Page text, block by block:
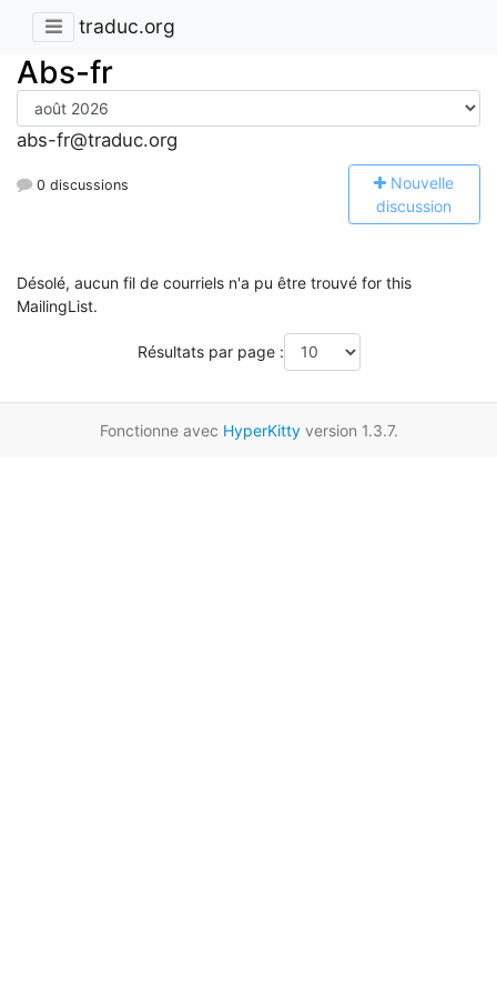
traduc.org
Abs-fr
abs-fr@traduc.org
0 discussions Nouvelle
discussion
Désolé, aucun fil de courriels n'a pu être trouvé for this
MailingList.
Résultats par page :
Fonctionne avec HyperKittyversion 1.3.7.